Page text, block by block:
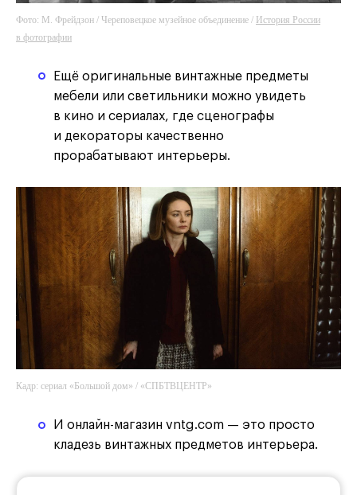
Фото: М. Фрейдзон / Череповецкое музейное объединение / История России
в фотографии
Ещё оригинальные винтажные предметы
мебели или светильники можно увидеть
в кино и сериалах, где сценографы
и декораторы качественно
прорабатывают интерьеры.
Кадр: сериал «Большой дом» / «СПБТВЦЕНТР»
И онлайн-магазин vntg.com — это просто
кладезь винтажных предметов интерьера.